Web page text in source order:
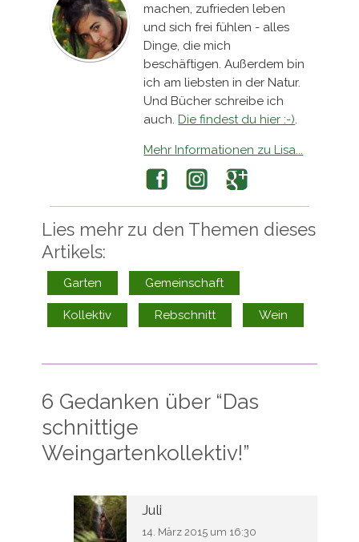
machen, zufrieden leben
und sich frei fühlen - alles
Dinge, die mich
beschäftigen. Außerdem bin
ich am liebsten in der Natur.
Und Bücher schreibe ich
auch.Die findest du hier :-)
Mehr Informationen zu Lisa...
Facebook Instagram
Lies mehr zu den Themen dieses
Artikels:
Garten Gemeinschaft
Kollektiv Rebschnitt Wein
6 Gedanken über “Das
schnittige
Weingartenkollektiv!”
Juli
14. März 2015 um 16:30